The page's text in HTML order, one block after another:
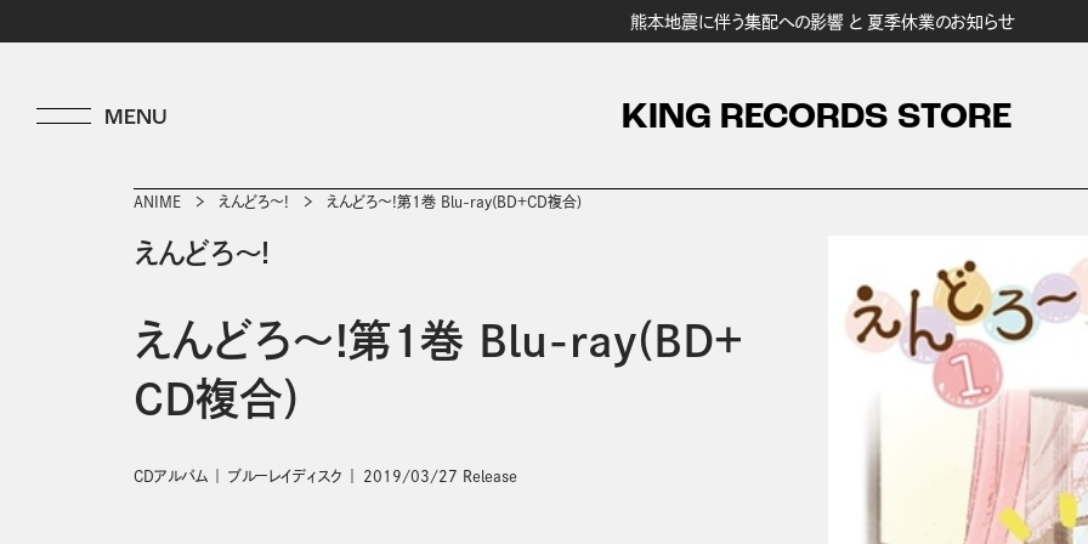
熊本地震に伴う集配への影響 と 夏季休業のお知らせ
KING RECORDS STORE
ANIME えんどろ～! えんどろ～!第1巻 Blu-ray(BD＋CD複合)
えんどろ～!
えんどろ～!第1巻 Blu-ray(BD＋
CD複合)
CDアルバム ブルーレイディスク 2019/03/27 Release